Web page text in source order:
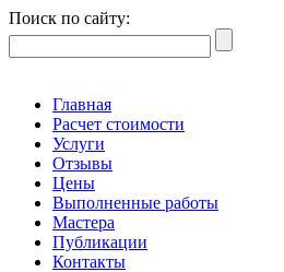
Поиск по сайту:
Главная
Расчет стоимости
Услуги
Отзывы
Цены
Выполненные работы
Мастера
Публикации
Контакты